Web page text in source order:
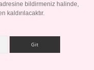
bildirmeniz halinde,
kaldırılacaktır.